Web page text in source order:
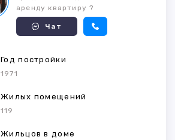
аренду квартиру ?
Чат
Год постройки
1971
Жилых помещений
119
Жильцов в доме